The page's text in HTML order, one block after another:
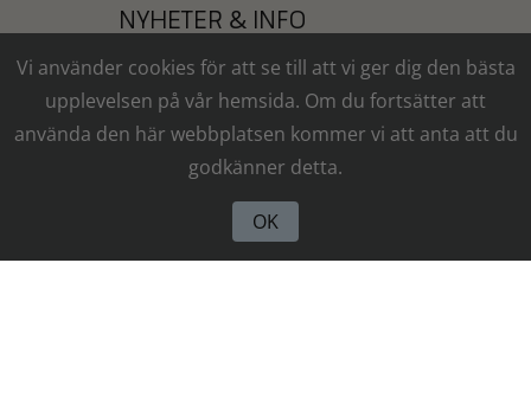
NYHETER & INFO
Prenumerera på
vårt nyhetsbrev
Integritetspolicy
Vi använder cookies för att se till att vi ger dig den bästa
upplevelsen på vår hemsida. Om du fortsätter att
använda den här webbplatsen kommer vi att anta att du
godkänner detta.
OK